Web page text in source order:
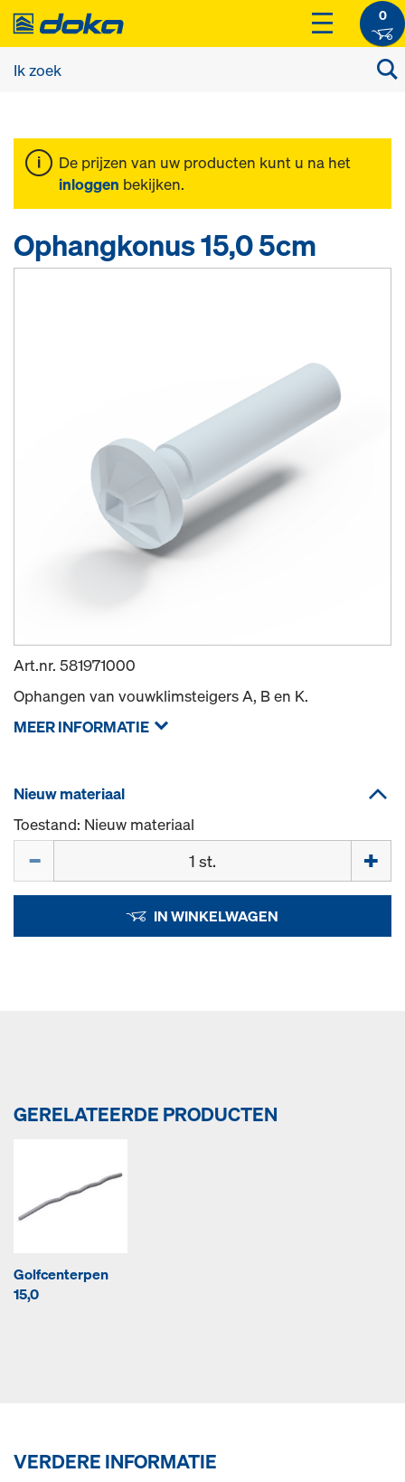
0
De prijzen van uw producten kunt u na het
inloggen bekijken.
Ophangkonus 15,0 5cm
Art.nr. 581971000
Ophangen van vouwklimsteigers A, B en K.
MEER INFORMATIE
Nieuw materiaal
Toestand: Nieuw materiaal
IN WINKELWAGEN
GERELATEERDE PRODUCTEN
Golfcenterpen
15,0
VERDERE INFORMATIE